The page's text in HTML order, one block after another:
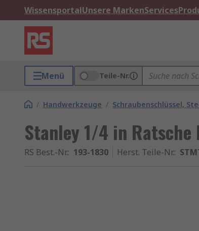
WissensportalUnsere MarkenServices
Menü Teile-Nr.
/ Handwerkzeuge / Schraubenschlüssel,
Stanley 1/4 in
RS Best.-Nr.: 193-1830 Herst. Teile-Nr.: